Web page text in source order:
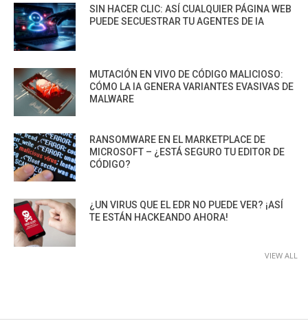
SIN HACER CLIC: ASÍ CUALQUIER PÁGINA WEB
PUEDE SECUESTRAR TU AGENTES DE IA
MUTACIÓN EN VIVO DE CÓDIGO MALICIOSO:
CÓMO LA IA GENERA VARIANTES EVASIVAS DE
MALWARE
RANSOMWARE EN EL MARKETPLACE DE
MICROSOFT – ¿ESTÁ SEGURO TU EDITOR DE
CÓDIGO?
¿UN VIRUS QUE EL EDR NO PUEDE VER? ¡ASÍ
TE ESTÁN HACKEANDO AHORA!
VIEW ALL